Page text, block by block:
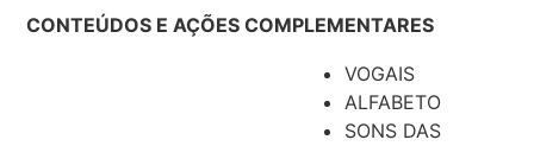
CONTEÚDOS E AÇÕES COMPLEMENTARES
VOGAIS
ALFABETO
SONS DAS